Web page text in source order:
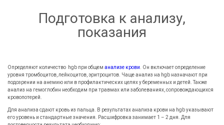
Подготовка к анализу,
показания
Определяют количество hgb при общем анализе крови . Он включает определение
уровня тромбоцитов, лейкоцитов, эритроцитов. Чаще анализ на hgb назначают при
подозрении на анемию или в профилактических целях у беременных и детей. Также
анализ на гемоглобин необходим при травмах или заболеваниях, сопровождающихся
кровопотерей.
Для анализа сдают кровь из пальца. В результатах анализа крови на hgb указывают
его уровень и стандартные значения. Расшифровка занимает 1 – 2 дня. Для